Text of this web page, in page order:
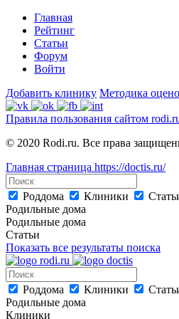
Главная
Рейтинг
Статьи
Форум
Войти
Добавить клинику Методика
Правила пользования сайтом
© 2020 Rodi.ru. Все права
Главная страница https://doctis.ru/
Роддома Клиники
Родильные дома
Родильные дома
Статьи
Показать все результаты поиска
Роддома Клиники
Родильные дома
Клиники